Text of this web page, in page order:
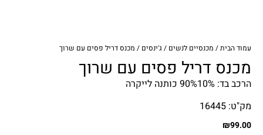
עמוד הבית/ מכנסיים לנשים / ג'ינסים / מכנס דריל פסים עם שרוך
מכנס דריל פסים עם שרוך
הרכב בד: 90%10% כותנה לייקרה
מק"ט: 16445
₪99.00